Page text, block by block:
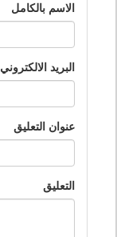
الاسم بالكامل
البريد الالكتروني
عنوان التعليق
التعليق